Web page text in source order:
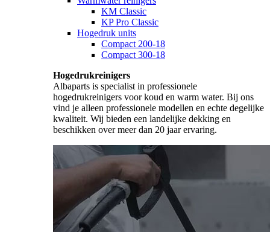
KM Classic
KP Pro Classic
Hogedruk units
Compact 200-18
Compact 300-18
Hogedrukreinigers
Albaparts is specialist in professionele
hogedrukreinigers voor koud en warm water. Bij ons
vind je alleen professionele modellen en echte degelijke
kwaliteit. Wij bieden een landelijke dekking en
beschikken over meer dan 20 jaar ervaring.